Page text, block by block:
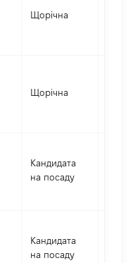
Щорічна
Щорічна
Кандидата
на посаду
Кандидата
на посаду